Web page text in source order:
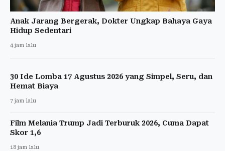
Anak Jarang Bergerak, Dokter Ungkap Bahaya Gaya
Hidup Sedentari
4 jam lalu
30 Ide Lomba 17 Agustus 2026 yang Simpel, Seru, dan
Hemat Biaya
7 jam lalu
Film Melania Trump Jadi Terburuk 2026, Cuma Dapat
Skor 1,6
18 jam lalu